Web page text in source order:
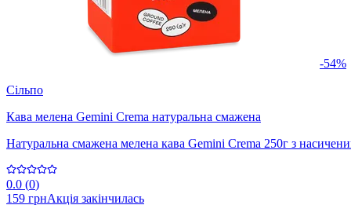
-54%
Сільпо
Кава мелена Gemini Crema натуральна смажена
Натуральна смажена мелена кава Gemini Crema 250г з
0.0 (0)
159 грнАкція закінчилась